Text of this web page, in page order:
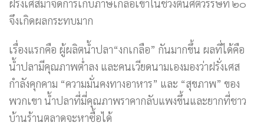
ฝรั่งเศสมาจัดการเก็บภาษีเกลือเข้าในช่วงต้นศตวรรษที่ ๒๐
จึงเกิดผลกระทบมาก
เรื่องแรกคือ ผู้ผลิตน้ำปลา“งกเกลือ” กันมากขึ้น ผลที่ได้คือ
น้ำปลามีคุณภาพต่ำลง และคนเวียดนามเองมองว่าฝรั่งเศส
กำลังคุกคาม “ความมั่นคงทางอาหาร” และ “สุขภาพ” ของ
พวกเขา น้ำปลาที่มี่คุณภาพราคากลับแพงขึ้นและยากที่ชาว
บ้านร้านตลาดจะหาซื้อได้